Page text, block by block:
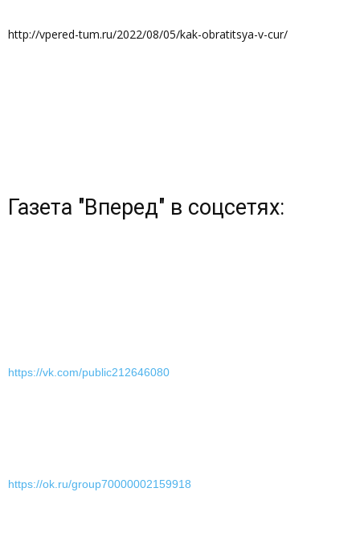
http://vpered-tum.ru/2022/08/05/kak-obratitsya-v-cur/
Газета "Вперед" в соцсетях:
https://vk.com/public212646080
https://ok.ru/group70000002159918